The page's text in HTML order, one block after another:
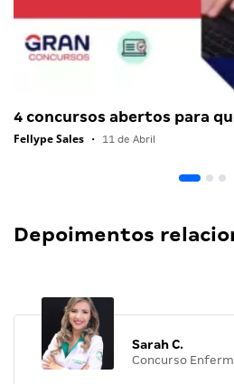
4 concursos abertos para
Fellype Sales • 11 de Abril
Depoimentos
Sarah C.
Concurso